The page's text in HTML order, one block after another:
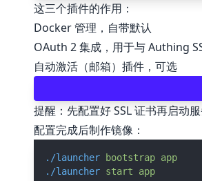
这三个插件的作用：
Docker 管理，自带默认
OAuth 2 集成，用于与 Authing
自动激活（邮箱）插件，可选
提醒：先配置好 SSL 证书再启动
配置完成后制作镜像：
./launcher bootstrap app
./launcher start app